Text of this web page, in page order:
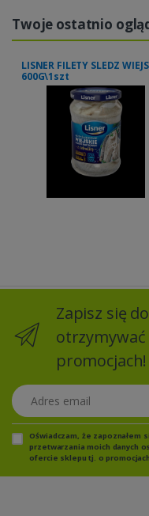
Twoje ostatnio
LISNER FILETY SLEDZ
600G\1szt
Zapisz się
promocjach!
Adres email
Oświadczam, że zapoznałem
przetwarzania moich danych
ofercie sklepu tj. o